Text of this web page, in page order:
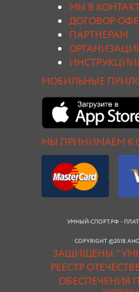
МЫ В
ДОГОВОР
ПАРТНЕРАМ
МОБИЛЬНЫЕ
МЫ ПРИНИМАЕМ К
УМНЫЙ-СПОРТ.РФ -
COPYRIGHT ©2018
ЗАЩИЩЕНЫ.
РЕЕСТР
ОБЕСПЕЧЕНИЯ